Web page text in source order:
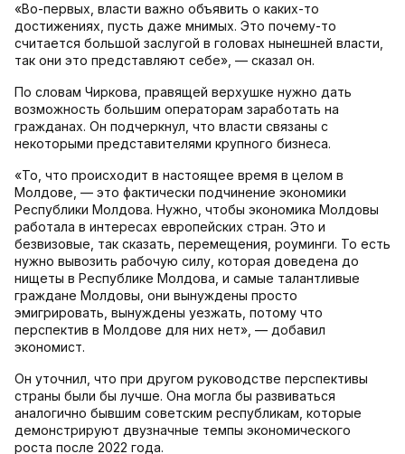
«Во-первых, власти важно объявить о каких-то
достижениях, пусть даже мнимых. Это почему-то
считается большой заслугой в головах нынешней власти,
так они это представляют себе», — сказал он.
По словам Чиркова, правящей верхушке нужно дать
возможность большим операторам заработать на
гражданах. Он подчеркнул, что власти связаны с
некоторыми представителями крупного бизнеса.
«То, что происходит в настоящее время в целом в
Молдове, — это фактически подчинение экономики
Республики Молдова. Нужно, чтобы экономика Молдовы
работала в интересах европейских стран. Это и
безвизовые, так сказать, перемещения, роуминги. То есть
нужно вывозить рабочую силу, которая доведена до
нищеты в Республике Молдова, и самые талантливые
граждане Молдовы, они вынуждены просто
эмигрировать, вынуждены уезжать, потому что
перспектив в Молдове для них нет», — добавил
экономист.
Он уточнил, что при другом руководстве перспективы
страны были бы лучше. Она могла бы развиваться
аналогично бывшим советским республикам, которые
демонстрируют двузначные темпы экономического
роста после 2022 года.